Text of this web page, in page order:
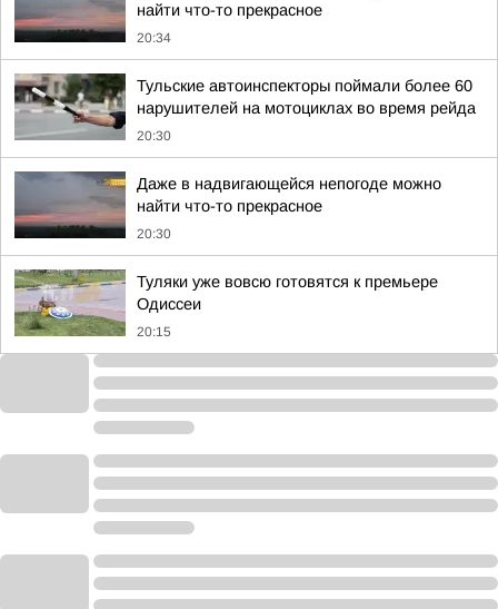
найти что-то прекрасное
20:34
Тульские автоинспекторы поймали более 60
нарушителей на мотоциклах во время рейда
20:30
Даже в надвигающейся непогоде можно
найти что-то прекрасное
20:30
Туляки уже вовсю готовятся к премьере
Одиссеи
20:15